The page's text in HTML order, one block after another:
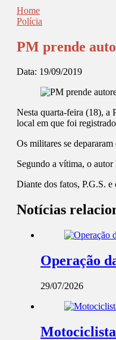
Home
Polícia
PM prende
Data: 19/09/2019
Nesta quarta-feira (18), a
local em que foi
Os militares se
Segundo a vítima, o autor
Diante dos fatos, P.G.S.
Notícias
Operação
29/07/2026